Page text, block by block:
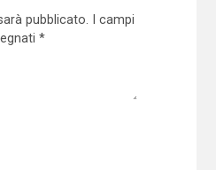
pubblicato.
I campi
*